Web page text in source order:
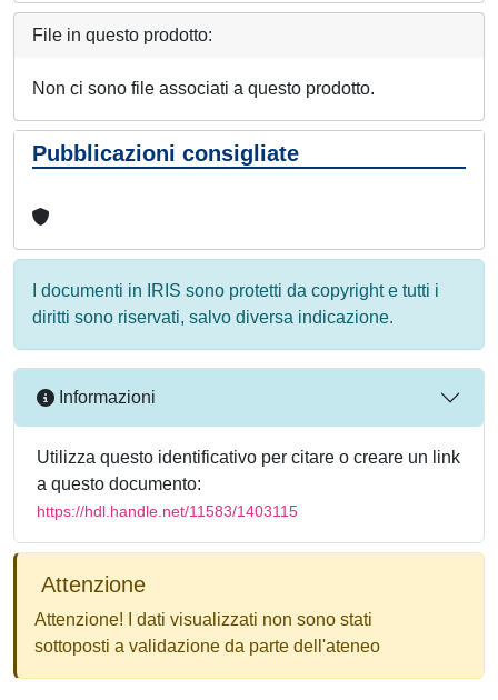
File in questo prodotto:
Non ci sono file associati a questo prodotto.
Pubblicazioni consigliate
I documenti in IRIS sono protetti da copyright e tutti i
diritti sono riservati, salvo diversa indicazione.
Informazioni
Utilizza questo identificativo per citare o creare un link
a questo documento:
https://hdl.handle.net/11583/1403115
Attenzione
Attenzione! I dati visualizzati non sono stati
sottoposti a validazione da parte dell'ateneo